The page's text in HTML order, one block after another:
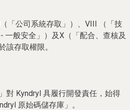
「公司系統存取」）、VIII （「技
一般安全」）及X（「配合、查核及
該存取權限。
對 Kyndryl 具履行開發責任，始得
原始碼儲存庫」。